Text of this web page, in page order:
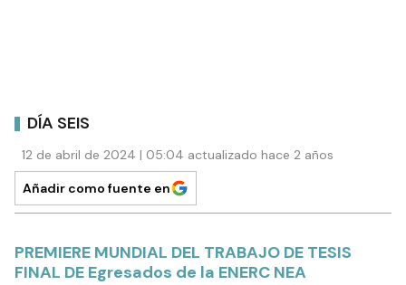
DÍA SEIS
12 de abril de 2024 | 05:04 actualizado hace 2 años
Añadir como fuente en
PREMIERE MUNDIAL DEL TRABAJO DE TESIS
FINAL DE Egresados de la ENERC NEA